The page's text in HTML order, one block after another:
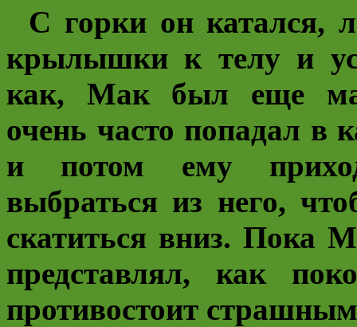
С горки он катался,
крылышки к телу и
как, Мак был еще
очень часто попадал в
и потом ему
выбраться из него,
скатиться вниз. Пока
представлял, как
противостоит